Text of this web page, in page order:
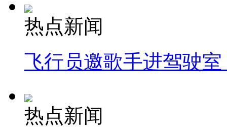
热点新闻
飞行员邀歌手进驾驶
热点新闻